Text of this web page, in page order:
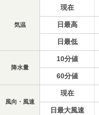
気温
現在
日最高
日最低
降水量
10分値
60分値
風向・風速
現在
日最大風速